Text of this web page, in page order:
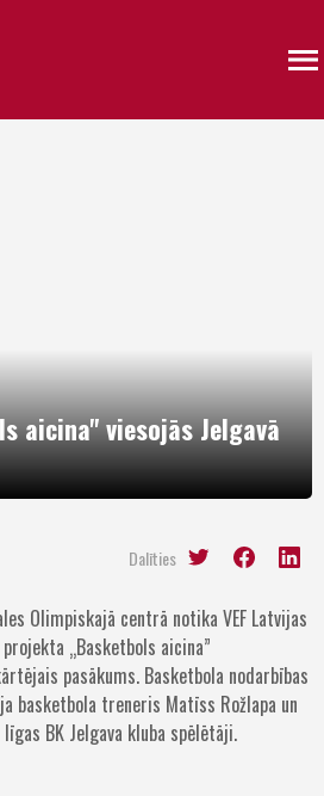
aicina" viesojās Jelgavā
Dalīties
Olimpiskajā centrā notika VEF Latvijas
„Basketbols aicina”
pasākums. Basketbola nodarbības
basketbola treneris Matīss Rožlapa un
BK Jelgava kluba spēlētāji.